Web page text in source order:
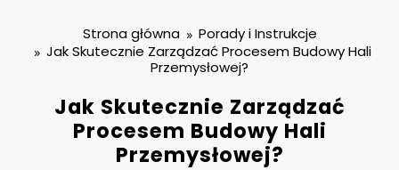
Strona główna
Porady i Instrukcje
Jak Skutecznie Zarządzać Procesem Budowy Hali
Przemysłowej?
Jak Skutecznie Zarządzać
Procesem Budowy Hali
Przemysłowej?